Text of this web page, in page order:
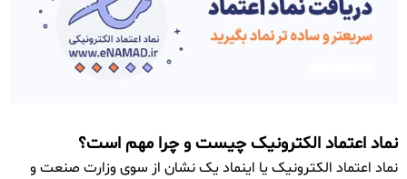
نماد اعتماد الکترونیک چیست و چرا مهم است؟
نماد اعتماد الکترونیک یا اینماد یک نشان از سوی وزارت صنعت و